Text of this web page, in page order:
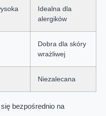
Idealna dla
alergików
Dobra dla skóry
wrażliwej
Niezalecana
się bezpośrednio na